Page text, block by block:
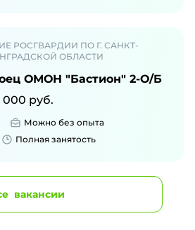
РОСГВАРДИИ ПО Г. САНКТ-
ОБЛАСТИ
ОМОН "Бастион" 2-О/Б
000 руб.
Можно без опыта
Полная занятость
вакансии